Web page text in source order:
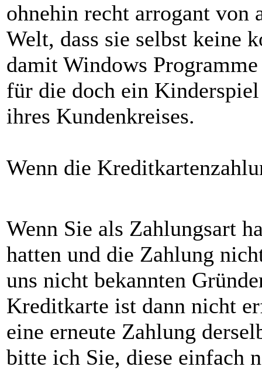
ohnehin recht arrogant von
Welt, dass sie selbst keine
damit Windows
für die doch ein
ihres Kundenkreises.
Wenn die
Wenn Sie als Zahlungsart
hatten und die Zahlung
uns nicht bekannten
Kreditkarte ist dann nicht
eine erneute Zahlung
bitte ich Sie, diese einfach